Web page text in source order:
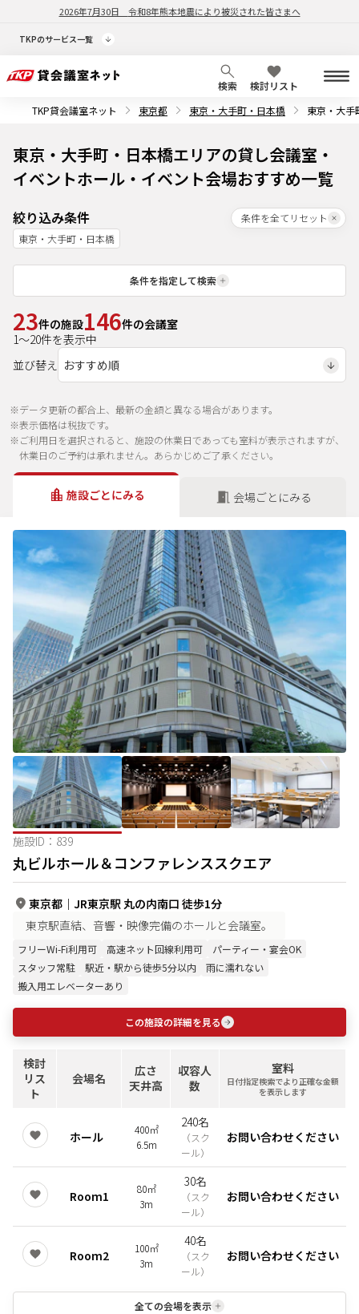
2026年7月30日 令和8年熊本地震により被災された皆さまへ
TKPのサービス一覧
検索
検討リスト
TKP貸会議室ネット
東京都 東京・大手町・日本橋 東京・大手
東京・大手町・日本橋エリアの貸し会議室・
イベントホール・イベント会場おすすめ一覧
絞り込み条件
条件を全てリセット
東京・大手町・日本橋
条件を指定して検索
23件の施設146件の会議室
1～20件を表示中
並び替え
※データ更新の都合上、最新の金額と異なる場合があります。
※表示価格は税抜です。
※ご利用日を選択されると、施設の休業日であっても室料が表示されますが、
休業日のご予約は承れません。あらかじめご了承ください。
施設ごとにみる 会場ごとにみる
施設ID： 839
丸ビルホール＆コンファレンススクエア
東京都 ｜ JR東京駅 丸の内南口 徒歩1分
東京駅直結、音響・映像完備のホールと会議室。
フリーWi-Fi利用可 高速ネット回線利用可
パーティー・宴会OK
スタッフ常駐
駅近・駅から徒歩5分以内
雨に濡れない
搬入用エレベーターあり
この施設の詳細を見る
検討
リス
ト
会場名
広さ
天井高
収容人
数
室料
日付指定検索でより正確な金額
を表示します
ホール
400㎡
6.5m
240名
（スク
ール）
お問い合わせください
Room1
80㎡
3m
30名
（スク
ール）
お問い合わせください
Room2
100㎡
3m
40名
（スク
ール）
お問い合わせください
全ての会場を表示